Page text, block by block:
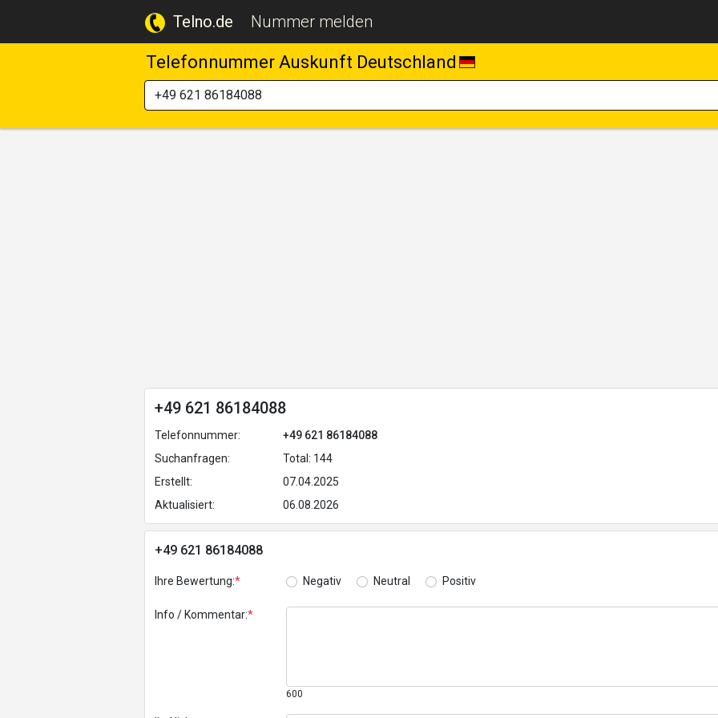
Telno.de Nummer melden
Telefonnummer Auskunft Deutschland
+49 621 86184088
Telefonnummer:
+49 621 86184088
Suchanfragen:
Total: 144
Erstellt:
07.04.2025
Aktualisiert:
06.08.2026
+49 621 86184088
Ihre Bewertung:* Negativ Neutral Positiv
Info / Kommentar:*
600